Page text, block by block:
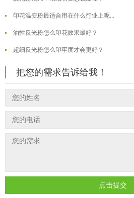
印花温变粉最适合用在什么行业上呢...
油性反光粉怎么印花效果最好？
超细反光粉怎么印牢度才会更好？
超细反光粉需要搭配什么胶浆使用？
把您的需求告诉给我！
点击提交